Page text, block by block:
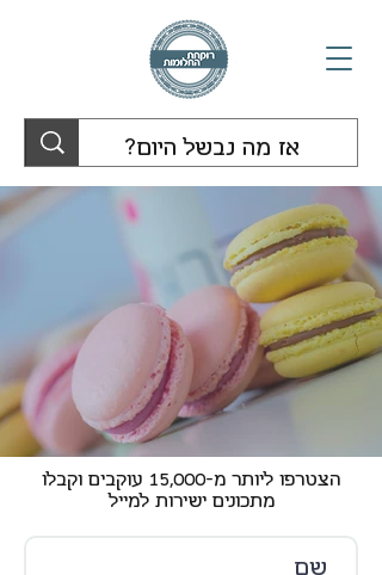
הצטרפו ליותר מ-15,000 עוקבים וקבלו
מתכונים ישירות למייל